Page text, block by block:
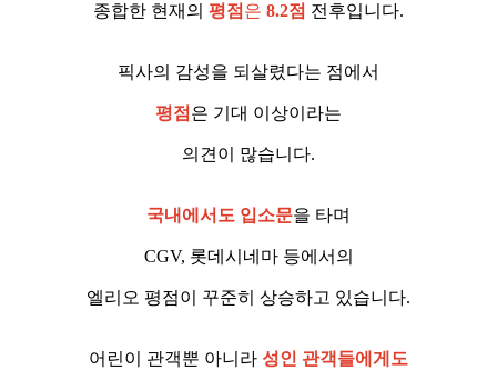
종합한 현재의 평점 은 8.2점 전후입니다.
픽사의 감성을 되살렸다는 점에서
평점 은 기대 이상이라는
의견이 많습니다.
국내에서도 입소문을 타며
CGV, 롯데시네마 등에서의
엘리오 평점이 꾸준히 상승하고 있습니다.
어린이 관객뿐 아니라 성인 관객들에게도